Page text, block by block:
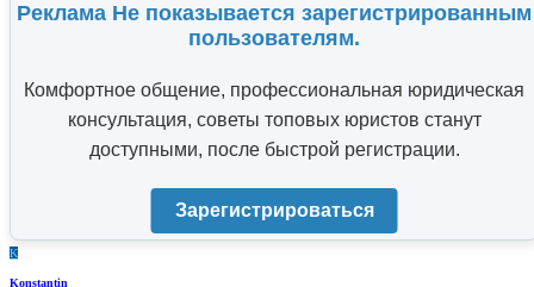
Реклама Не показывается зарегистрированным
пользователям.
Комфортное общение, профессиональная юридическая
консультация, советы топовых юристов станут
доступными, после быстрой регистрации.
Зарегистрироваться
K
Konstantin